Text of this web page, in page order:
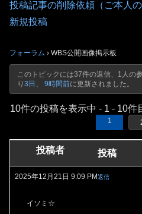
投稿記事の削除依頼（ご本人の
新規投稿
フォーラム › WBS公開画像掲示板
このトピックには37件の返信、1人の
り 3日、 9時間前に更新されました。
10件の投稿を表示中 - 1 - 10件
1
投稿者 投稿
2025年12月21日 9:09 PM返信
イソミ☆